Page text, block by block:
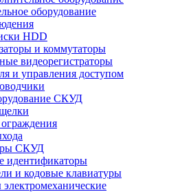
оборудование
HDD
и коммутаторы
видеорегистраторы
и управления доступом
СКУД
СКУД
идентификаторы
и кодовые клавиатуры